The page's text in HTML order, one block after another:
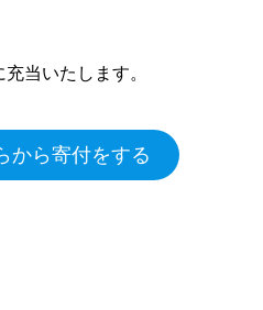
当いたします。
から寄付をする